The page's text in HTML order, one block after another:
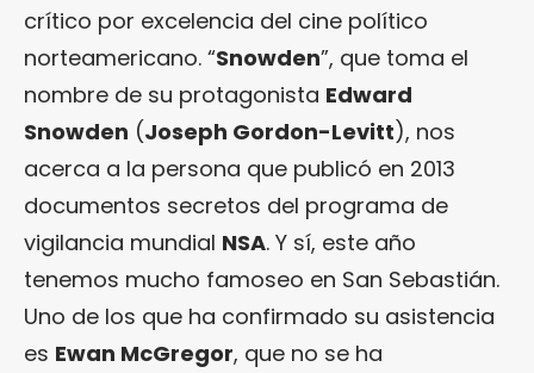
crítico por excelencia del cine político
norteamericano. “Snowden”, que toma el
nombre de su protagonista Edward
Snowden (Joseph Gordon-Levitt), nos
acerca a la persona que publicó en 2013
documentos secretos del programa de
vigilancia mundial NSA. Y sí, este año
tenemos mucho famoseo en San Sebastián.
Uno de los que ha confirmado su asistencia
es Ewan McGregor, que no se ha